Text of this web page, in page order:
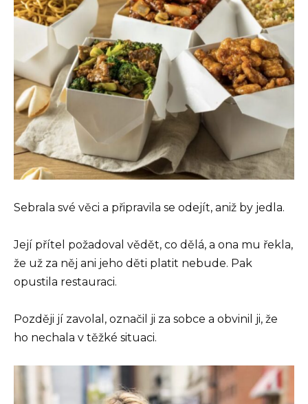
Sebrala své věci a připravila se odejít, aniž by jedla.
Její přítel požadoval vědět, co dělá, a ona mu řekla,
že už za něj ani jeho děti platit nebude. Pak
opustila restauraci.
Později jí zavolal, označil ji za sobce a obvinil ji, že
ho nechala v těžké situaci.